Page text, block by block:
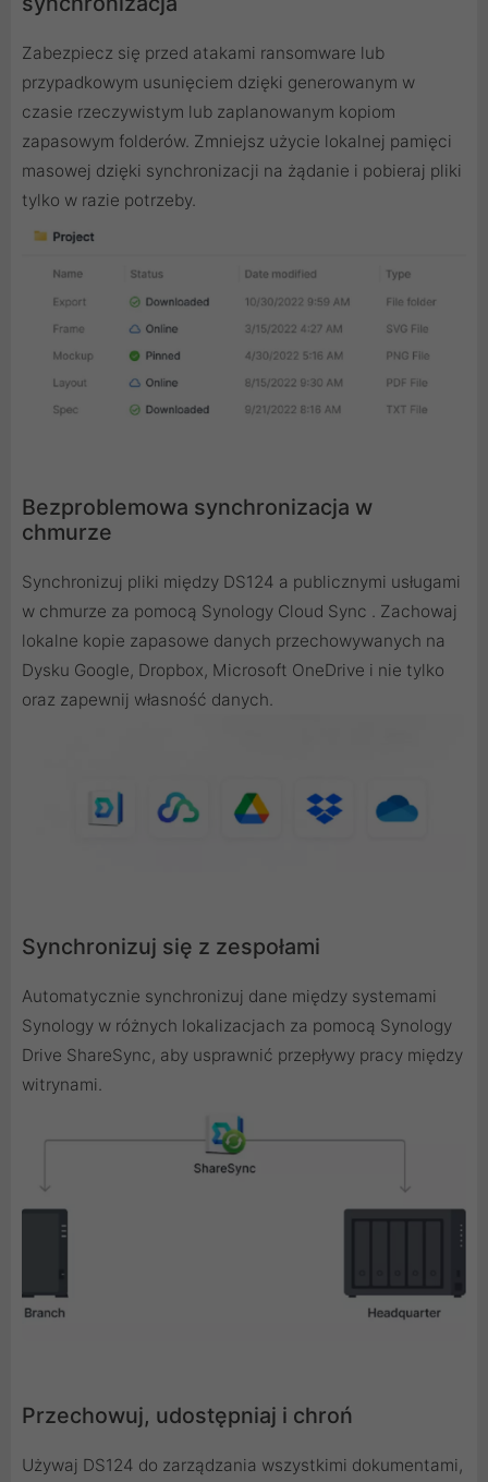
Zabezpiecz się przed atakami ransomware lub
przypadkowym usunięciem dzięki generowanym w
czasie rzeczywistym lub zaplanowanym kopiom
zapasowym folderów. Zmniejsz użycie lokalnej pamięci
masowej dzięki synchronizacji na żądanie i pobieraj pliki
tylko w razie potrzeby.
Bezproblemowa synchronizacja w
chmurze
Synchronizuj pliki między DS124 a publicznymi usługami
w chmurze za pomocą Synology Cloud Sync . Zachowaj
lokalne kopie zapasowe danych przechowywanych na
Dysku Google, Dropbox, Microsoft OneDrive i nie tylko
oraz zapewnij własność danych.
Synchronizuj się z zespołami
Automatycznie synchronizuj dane między systemami
Synology w różnych lokalizacjach za pomocą Synology
Drive ShareSync, aby usprawnić przepływy pracy między
witrynami.
Przechowuj, udostępniaj i chroń
Używaj DS124 do zarządzania wszystkimi dokumentami,